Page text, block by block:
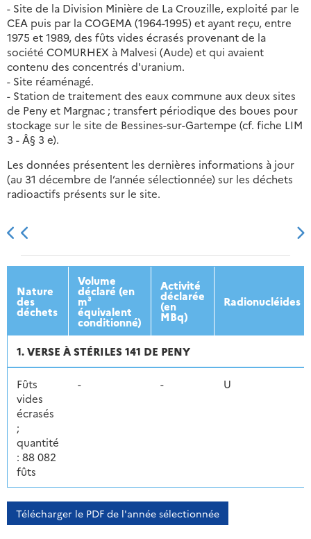
- Site de la Division Minière de La Crouzille, exploité par le
CEA puis par la COGEMA (1964-1995) et ayant reçu, entre
1975 et 1989, des fûts vides écrasés provenant de la
société COMURHEX à Malvesi (Aude) et qui avaient
contenu des concentrés d'uranium.
- Site réaménagé.
- Station de traitement des eaux commune aux deux sites
de Peny et Margnac ; transfert périodique des boues pour
stockage sur le site de Bessines-sur-Gartempe (cf. fiche LIM
3 - Â§ 3 e).
Les données présentent les dernières informations à jour
(au 31 décembre de l’année sélectionnée) sur les déchets
radioactifs présents sur le site.
2013 2014 2015 2016
Nature
des
déchets
Volume
déclaré (en
m³
équivalent
conditionné)
Activité
déclarée
(en
MBq)
Radionucléides
1. VERSE À STÉRILES 141 DE PENY
Fûts
vides
écrasés
;
quantité
: 88 082
fûts
- - U
Télécharger le PDF de l'année sélectionnée